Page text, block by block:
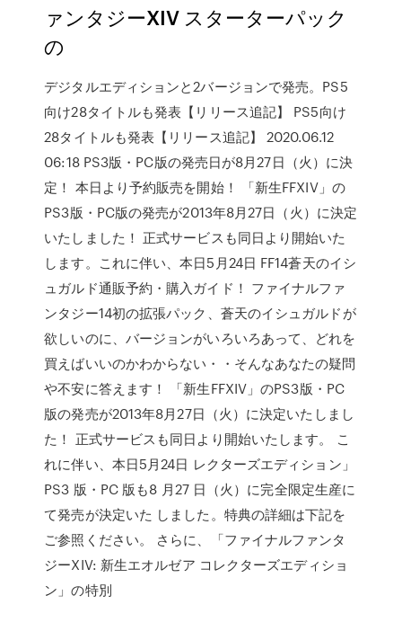
ァンタジーXIV スターターパック
の
デジタルエディションと2バージョンで発売。PS5
向け28タイトルも発表【リリース追記】 PS5向け
28タイトルも発表【リリース追記】 2020.06.12
06:18 PS3版・PC版の発売日が8月27日（火）に決
定！ 本日より予約販売を開始！ 「新生FFXIV」の
PS3版・PC版の発売が2013年8月27日（火）に決定
いたしました！ 正式サービスも同日より開始いた
します。これに伴い、本日5月24日 FF14蒼天のイシ
ュガルド通販予約・購入ガイド！ ファイナルファ
ンタジー14初の拡張パック、蒼天のイシュガルドが
欲しいのに、バージョンがいろいろあって、どれを
買えばいいのかわからない・・そんなあなたの疑問
や不安に答えます！ 「新生FFXIV」のPS3版・PC
版の発売が2013年8月27日（火）に決定いたしまし
た！ 正式サービスも同日より開始いたします。 こ
れに伴い、本日5月24日 レクターズエディション」
PS3 版・PC 版も8 月27 日（火）に完全限定生産に
て発売が決定いた しました。特典の詳細は下記を
ご参照ください。 さらに、「ファイナルファンタ
ジーXIV: 新生エオルゼア コレクターズエディショ
ン」の特別